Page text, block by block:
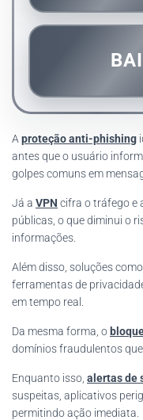
A proteção anti-phishing
antes que o usuário
golpes comuns em
Já a VPN cifra o tráfego e
públicas, o que diminui o
informações.
Além disso, soluções
ferramentas de
em tempo real.
Da mesma forma, o
domínios fraudulentos
Enquanto isso, alertas de
suspeitas, aplicativos
permitindo ação imediata.